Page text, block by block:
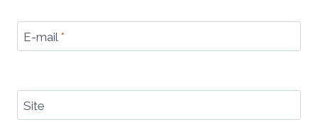
E-mail *
Site